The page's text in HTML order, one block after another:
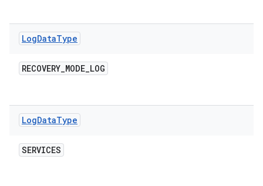
LogDataType
RECOVERY_MODE_LOG
LogDataType
SERVICES